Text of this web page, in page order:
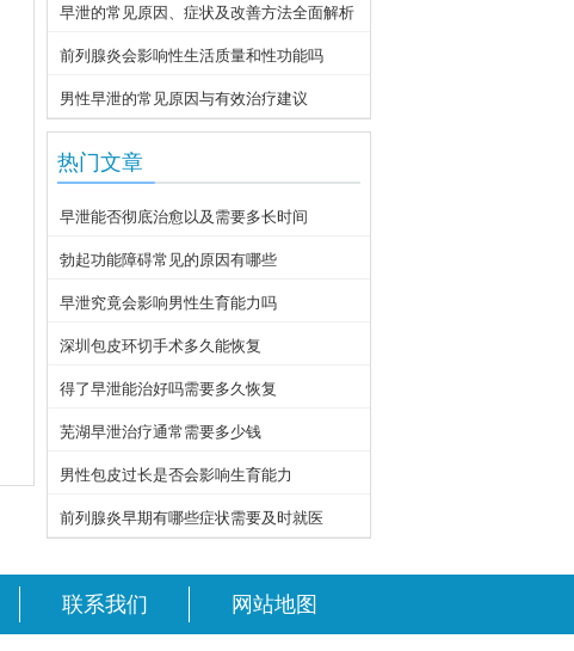
早泄的常见原因、症状及改善方法全面解析
前列腺炎会影响性生活质量和性功能吗
男性早泄的常见原因与有效治疗建议
热门文章
早泄能否彻底治愈以及需要多长时间
勃起功能障碍常见的原因有哪些
早泄究竟会影响男性生育能力吗
深圳包皮环切手术多久能恢复
得了早泄能治好吗需要多久恢复
芜湖早泄治疗通常需要多少钱
男性包皮过长是否会影响生育能力
前列腺炎早期有哪些症状需要及时就医
联系我们 网站地图